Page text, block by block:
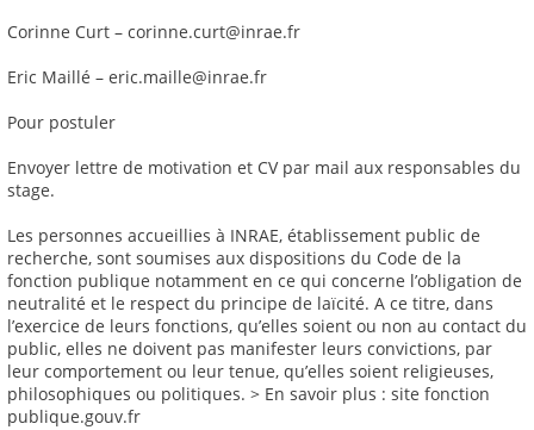
Corinne Curt – corinne.curt@inrae.fr
Eric Maillé – eric.maille@inrae.fr
Pour postuler
Envoyer lettre de motivation et CV par mail aux responsables du
stage.
Les personnes accueillies à INRAE, établissement public de
recherche, sont soumises aux dispositions du Code de la
fonction publique notamment en ce qui concerne l’obligation de
neutralité et le respect du principe de laïcité. A ce titre, dans
l’exercice de leurs fonctions, qu’elles soient ou non au contact du
public, elles ne doivent pas manifester leurs convictions, par
leur comportement ou leur tenue, qu’elles soient religieuses,
philosophiques ou politiques. > En savoir plus : site fonction
publique.gouv.fr